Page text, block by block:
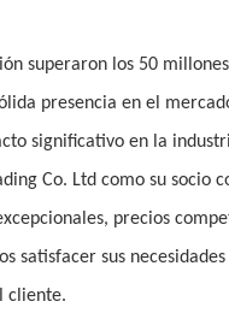
superaron los 50
presencia en el
significativo en la
Co. Ltd como su socio
precios
satisfacer sus
cliente.